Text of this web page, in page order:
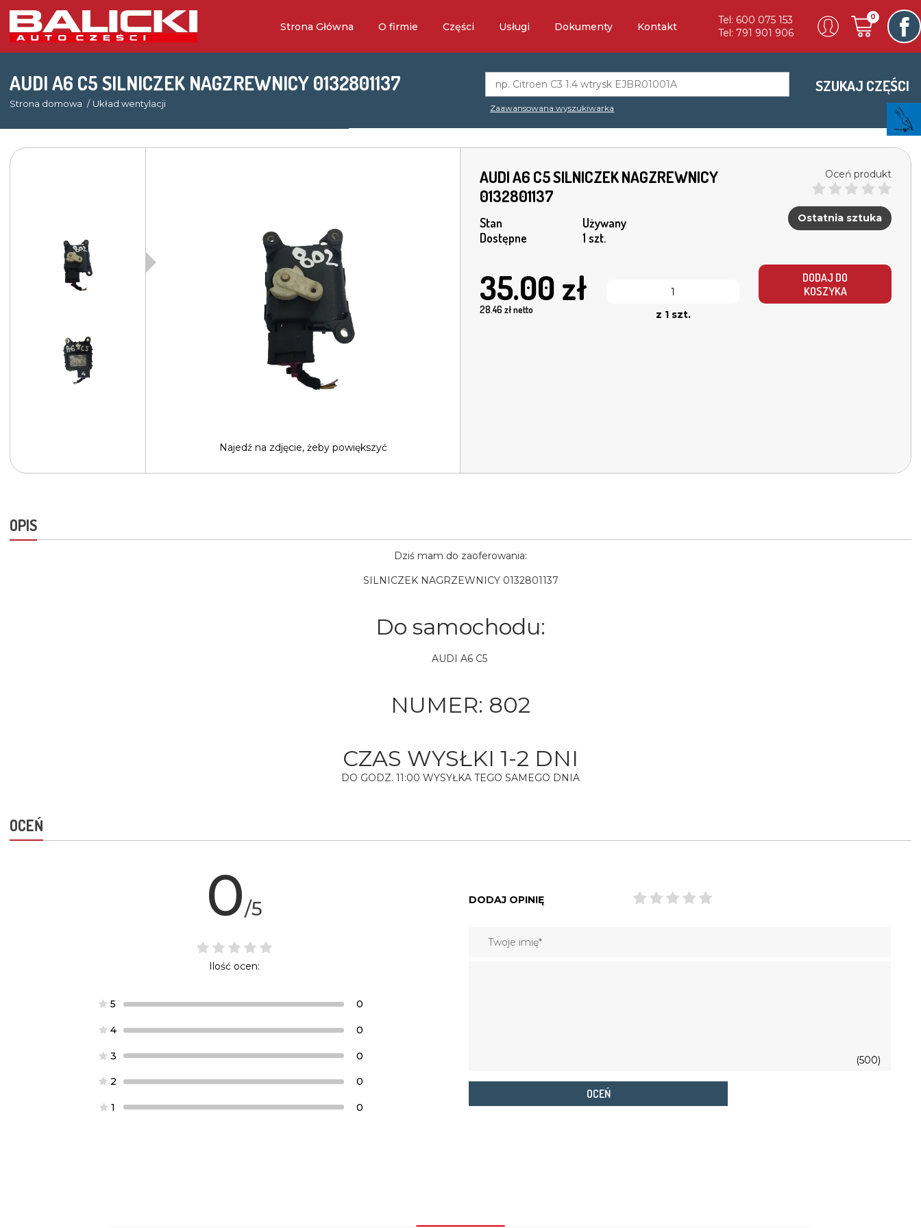
Strona Główna O firmie Części Usługi Dokumenty Kontakt
Tel: 600 075 153
Tel: 791 901 906
0
AUDI A6 C5 SILNICZEK NAGZREWNICY 0132801137
Strona domowa Układ wentylacji Zaawansowana wyszukiwarka
SZUKAJ CZĘŚCI
Najedź na zdjęcie, żeby powiększyć
AUDI A6 C5 SILNICZEK NAGZREWNICY
0132801137
Stan
Używany
Dostępne
1 szt.
Oceń produkt
Ostatnia sztuka
35.00 zł
28.46zł netto z 1 szt.
DODAJ DO
KOSZYKA
OPIS
Dziś mam do zaoferowania:
SILNICZEK NAGRZEWNICY 0132801137
Do samochodu:
AUDI A6 C5
NUMER: 802
CZAS WYSŁKI 1-2 DNI
DO GODZ. 11:00 WYSYŁKA TEGO SAMEGO DNIA
OCEŃ
0/5
Ilość ocen:
5 0
4 0
3 0
2 0
1 0
DODAJ OPINIĘ
(500)
OCEŃ